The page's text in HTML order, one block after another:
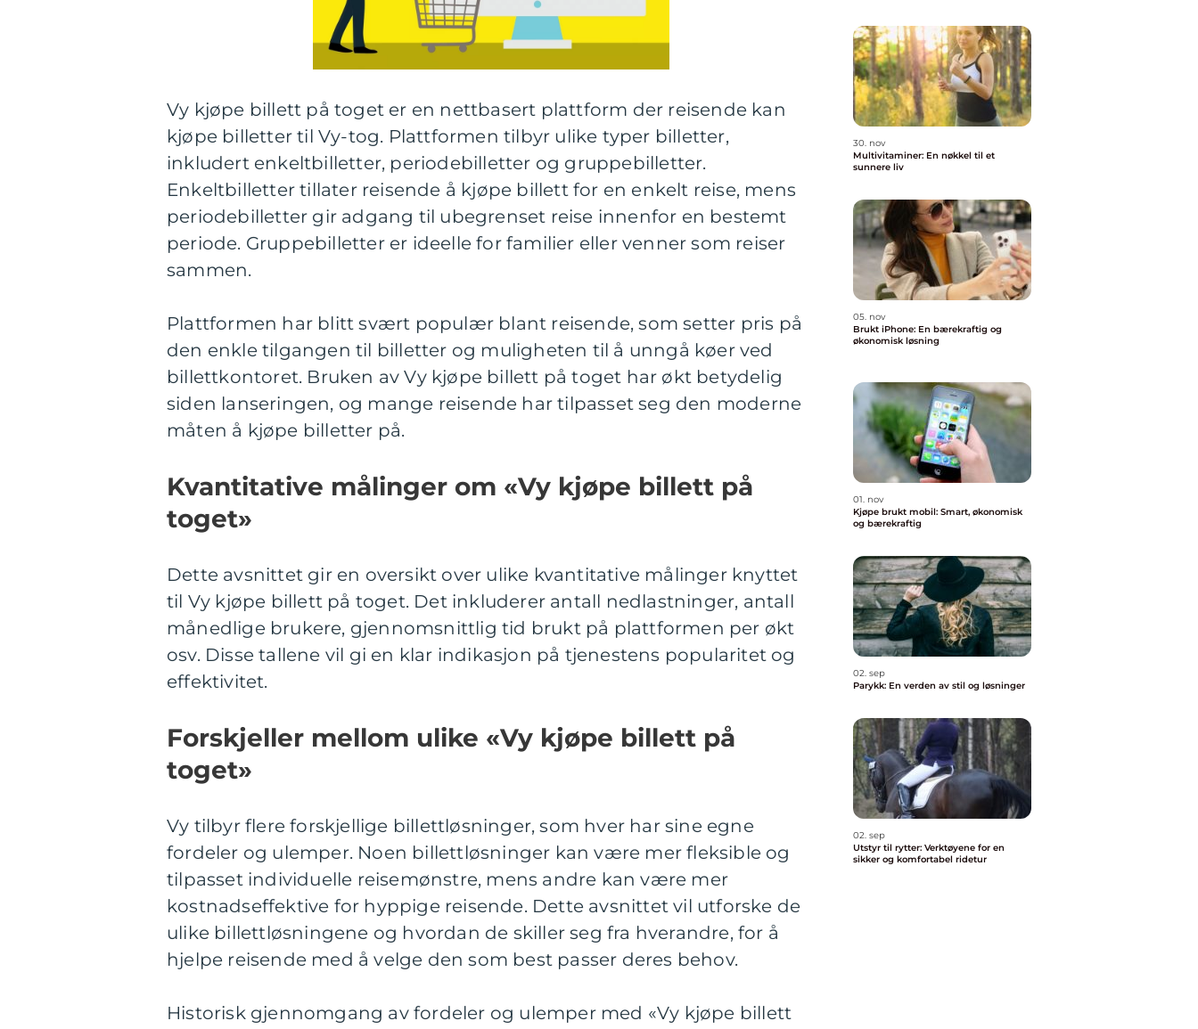
Vy kjøpe billett på toget er en nettbasert plattform der reisende kan
kjøpe billetter til Vy-tog. Plattformen tilbyr ulike typer billetter,
inkludert enkeltbilletter, periodebilletter og gruppebilletter.
Enkeltbilletter tillater reisende å kjøpe billett for en enkelt reise, mens
periodebilletter gir adgang til ubegrenset reise innenfor en bestemt
periode. Gruppebilletter er ideelle for familier eller venner som reiser
sammen.
Plattformen har blitt svært populær blant reisende, som setter pris på
den enkle tilgangen til billetter og muligheten til å unngå køer ved
billettkontoret. Bruken av Vy kjøpe billett på toget har økt betydelig
siden lanseringen, og mange reisende har tilpasset seg den moderne
måten å kjøpe billetter på.
Kvantitative målinger om «Vy kjøpe billett på
toget»
Dette avsnittet gir en oversikt over ulike kvantitative målinger knyttet
til Vy kjøpe billett på toget. Det inkluderer antall nedlastninger, antall
månedlige brukere, gjennomsnittlig tid brukt på plattformen per økt
osv. Disse tallene vil gi en klar indikasjon på tjenestens popularitet og
effektivitet.
Forskjeller mellom ulike «Vy kjøpe billett på
toget»
Vy tilbyr flere forskjellige billettløsninger, som hver har sine egne
fordeler og ulemper. Noen billettløsninger kan være mer fleksible og
tilpasset individuelle reisemønstre, mens andre kan være mer
kostnadseffektive for hyppige reisende. Dette avsnittet vil utforske de
ulike billettløsningene og hvordan de skiller seg fra hverandre, for å
hjelpe reisende med å velge den som best passer deres behov.
Historisk gjennomgang av fordeler og ulemper med «Vy kjøpe billett
30. nov
Multivitaminer: En nøkkel til et
sunnere liv
05. nov
Brukt iPhone: En bærekraftig og
økonomisk løsning
01. nov
Kjøpe brukt mobil: Smart, økonomisk
og bærekraftig
02. sep
Parykk: En verden av stil og løsninger
02. sep
Utstyr til rytter: Verktøyene for en
sikker og komfortabel ridetur